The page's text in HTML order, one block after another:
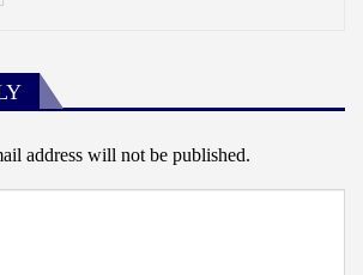
address will not be published.